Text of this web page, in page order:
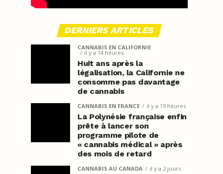
DERNIERS ARTICLES
CANNABIS EN CALIFORNIE
il y a 14 heures
Huit ans après la
légalisation, la Californie ne
consomme pas davantage
de cannabis
CANNABIS EN FRANCE il y a 19 heures
La Polynésie française enfin
prête à lancer son
programme pilote de
« cannabis médical » après
des mois de retard
CANNABIS AU CANADA il y a 2 jours